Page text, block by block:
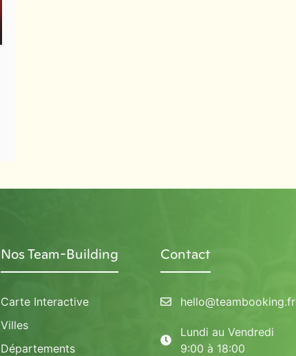
Nos Team-Building
Carte Interactive
Villes
Départements
Contact
hello@teambooking.fr
Lundi au Vendredi
9:00 à 18:00